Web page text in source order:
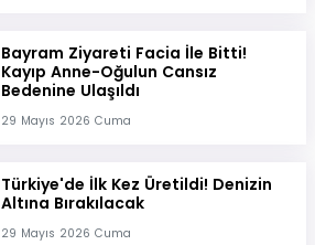
Bayram Ziyareti Facia İle Bitti!
Kayıp Anne-Oğulun Cansız
Bedenine Ulaşıldı
29 Mayıs 2026 Cuma
Türkiye'de İlk Kez Üretildi! Denizin
Altına Bırakılacak
29 Mayıs 2026 Cuma